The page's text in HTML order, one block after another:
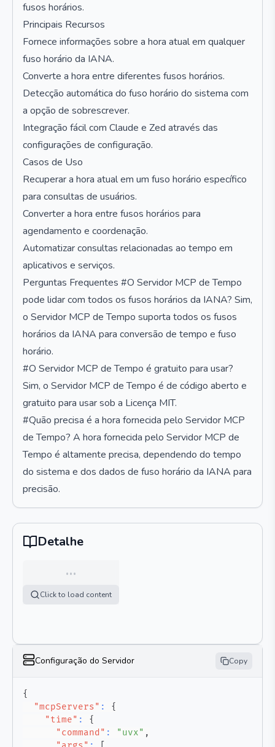
fusos horários.
Principais Recursos
Fornece informações sobre a hora atual em qualquer
fuso horário da IANA.
Converte a hora entre diferentes fusos horários.
Detecção automática do fuso horário do sistema com
a opção de sobrescrever.
Integração fácil com Claude e Zed através das
configurações de configuração.
Casos de Uso
Recuperar a hora atual em um fuso horário específico
para consultas de usuários.
Converter a hora entre fusos horários para
agendamento e coordenação.
Automatizar consultas relacionadas ao tempo em
aplicativos e serviços.
Perguntas Frequentes #O Servidor MCP de Tempo
pode lidar com todos os fusos horários da IANA? Sim,
o Servidor MCP de Tempo suporta todos os fusos
horários da IANA para conversão de tempo e fuso
horário.
#O Servidor MCP de Tempo é gratuito para usar?
Sim, o Servidor MCP de Tempo é de código aberto e
gratuito para usar sob a Licença MIT.
#Quão precisa é a hora fornecida pelo Servidor MCP
de Tempo? A hora fornecida pelo Servidor MCP de
Tempo é altamente precisa, dependendo do tempo
do sistema e dos dados de fuso horário da IANA para
precisão.
Detalhe
…
Click to load content
Configuração do Servidor Copy
{
"mcpServers" :
{
"time" :
{
"command" : "uvx" ,